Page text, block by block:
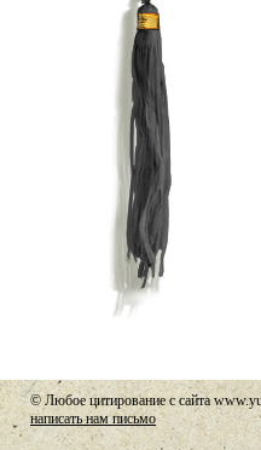
© Любое цитирование с сайта
написать нам письмо